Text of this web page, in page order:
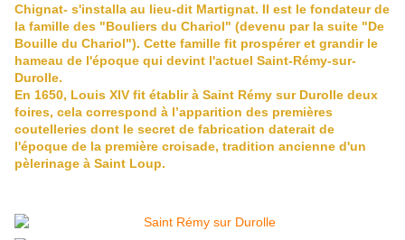
Chignat- s'installa au lieu-dit Martignat. Il est le fondateur de
la famille des "Bouliers du Chariol" (devenu par la suite "De
Bouille du Chariol"). Cette famille fit prospérer et grandir le
hameau de l'époque qui devint l'actuel Saint-Rémy-sur-
Durolle.
En 1650, Louis XIV fit établir à Saint Rémy sur Durolle deux
foires, cela correspond à l’apparition des premières
coutelleries dont le secret de fabrication daterait de
l'époque de la première croisade, tradition ancienne d'un
pèlerinage à Saint Loup.